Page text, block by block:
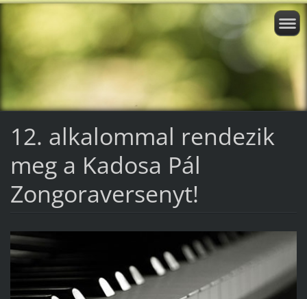
12. alkalommal rendezik
meg a Kadosa Pál
Zongoraversenyt!